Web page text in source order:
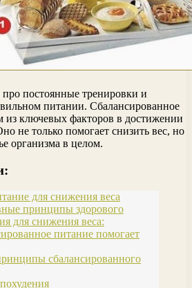
постоянные тренировки и
питании. Сбалансированное
из ключевых факторов в достижении
не только помогает снизить вес, но
организма в целом.
для снижения веса
принципы здорового
для снижения веса:
питание помогает
сбалансированного